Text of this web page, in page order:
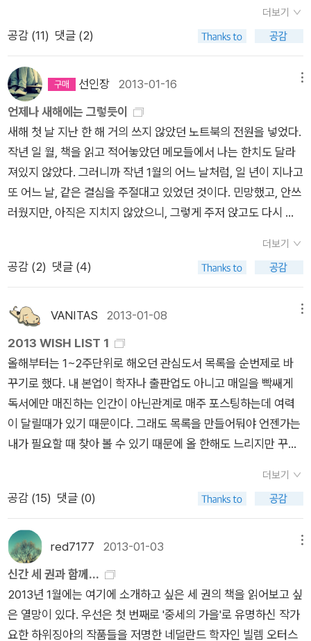
보다 보편적인 주제에 대해 접근한다. 그러나 그의 소설에서 알바
니아를 비롯한 발칸반도의 정세가 사라진 것은 아니다. 이 작품을
통해 세계적인 불안과 개인 내면의 불안이 혼재되어 있는 상태를
그리고 싶었다는 작가의 말처럼, 이스마일 카다레는 단순하고 보
편적인 사랑에 관한 담론에 그치는 것이 아니라 알바니아라는 특
수한 공간을 끌어들여 한층 신비하고 매력적인 세계를 빚어낸다.
바로 이것이 이스마일 카다레가 가진 위대한 언어의 힘이라고 할
수 있을 것이다.
나는, 여러가지로 '지금의 나'에게는 있을 수 없는 일이라는 생각
희들에게나 가능한 일, 이라는 생각이 드는 것이다. 야, 나는 요즘
열시만 되면 졸려...자야 돼... 낯선 도시를 호감이 가는 이성과 함
께 걷는다는 건 나의 로망이지만, 크, 야, 그렇게 하루종일 걸으면
쌍코피 터져...나는 어서 빨리 이들이 안정적인 호텔로 들어가 깨
끗이 씻고 자기를 원하더라. 하루종일 니네 양치도 안했잖아. 그
런 상태로 먹고 마시고 키스하고 먹고 마시고 키스하고...게다가
이십대 초반이라면 얼마나 개기름이 좔좔 흐르겠어, 머리는 떡지
고 얼굴은 번들거리고, 날은 더운데 계속 걷고, 겨드랑이에 땀찰
테고...아...안돼. 그냥 잔디밭에서 뒹굴지마, 호텔로 들어가. 섹스
하라는 얘기가 아니라, 따뜻한 물로 깨끗이 씻고 쉬어. 자다 일어
나서 다시 얘기하면 되잖아, 졸린데 자꾸 얘기하면..피곤해 ㅠ
ㅠ 아아, 이런걸 생각하고 있었던 것이다, 나는. 또한,6개월뒤 여
기에서, 라는 만남이 참으로 호기롭다. 그것 역시 아직 낭만을 아
는 사람들의 약속일 수 밖에 없다는 생각이 든다. 물론, take this
waltz 에서도, 먼 훗날의 언젠가를 엽서에 적어 남자는 여자의 집
우편함에 넣었지만. 전화번호를 줘, 이메일 주소를 줘, 집 주소를
줘. 우리가 닿고 싶다면 우연에 기대지 마, 액션을 취하자. 라고,
이제 한참 늙어버린 나는 무언가 확실한 것을 원하게 되는 것이
다. 그렇다고 해도 이들의 이 낭만적인 만남이 부럽지 않을 도리
냥 두고 떠났어....어쩌라고. 그거 수습하고 갔어야지. 쓰레기통에
도 깨지면, 그 애들은 너희 낭만적인 사랑의 희생자가 되어 상처
가 나고 피를 흘릴 거 아냐. 그 깨진 잔을 줍다가 어느 노파가 손
을 베일지도 모르고, 깨진지도 모르고 킁킁대다가 지나가던 강아
지가 코를 다칠지도 몰라. 미국에서 온 남자와 프랑스에서 온 여
자야, 오스트리아 잔디밭에 쓰레기를 버리고 가지 마. 그렇게 가
쩍 꽃놀이를 가고 싶어진다. 그럴 여건이 안 되는 게 서러울 뿐.
here's a message in the wire And I'm sending you this sig
nal tonight. You don't know how desperate I've becom
no meaning Though I'm trying hard to understand And it's
my heart that's breaking down this long-distance line ton
ight. I ain't missing you at all Since you've been gone awa
y. I ain't missing you No matter what my friends say. And t
here's a message that I'm sending out like a telegraph to
your soul And if I can't bridge this distance Stop this hear
tbreak overload I ain't missing you at all Since you've be
en gone away No I ain't missing you no matter what my f
riends say I ain't missing you I ain't missing you I can lie to
myself. And there's a storm that's raging Through my froz
en heart tonight. I ain't missing you at all Since you've be
en gone away 펼친 부분 접기 ▲멋지다. 이런 음악을 듣는 좀
비라니. 게다가 좀비로 나오는 이 주인공이 드라마에 출연한 유명
한 배우라는데 나는 아는바가 없어 좀 전에 검색해봤더니, 오, 영
화 『어바웃 어 보이』의 그 꼬맹이란다. 와우- 꼬마야, 잘 컸구나.
키 189센치의 멋진 청년이 되었어. 뭐, 좀비로 나와서 그런지 쑝
가게 멋지지도 않고 그다지 내가 호감을 느낄만한 외모는 아니었
지만, 오, 잘 컸다!여자주인공은 벨라 닮아서 놀랐는데, 이 영화속
에서 암튼 엄청 뛴다. 자신을 잡아 먹으려고 오는 좀비떼들로부터
고, 이 세상 역시 어떻게 변해갈지 모른다. 반드시 좀비가 아니어
부터 도망가야 할 상황에 맞닥뜨리게 될 지도 모른다. 이 세상에
종말이 오는 그 순간에도 잘 뛴다면 살아남을 수 있을지도 모른
다. 잘 뛰고 잘 숨는건 살아남기 위한 기본 수칙이 아닐까. 그런데
이런 육중한 몸으로는 힘들다는 걸 깨달았다. 이런 몸뚱아리로 어
떻게 저렇게 저 여자주인공처럼 다다다다다 뛸 수 있단 말인가.
이상하게 나는 막막 넘어갔다. 문장도 좋고, 빨려들어가는 느낌이
었다. 어쩌면 초반이어서 그런지도 모른다. 그렇거나 말거나, 너
했다. 한데, 그날 친구들이랑 노느라 책 읽을 시간이 없었다. 결
국, 아직도 다 못 읽고 있다. 아, 어찌하여!! 그건 『사고』이전에 읽
고 있던 책 때문이다. 이 책이다. 문학동네에서 나온 『이인』을
너무 재밌게 읽었더랬다. 오래 전에 문고판으로 나온 『이방인』을
읽을 때만 해도 이렇게 흥미로운 책인 줄 몰랐었다. 한데 『이인』
을 읽으면서 혼자 막 감탄. 이렇게 재미있는 것을 그땐 왜 몰랐을
까. 하여 이 책을 다 읽은 후엔 일러스트가 들어간 판본으로 다시
한 번 읽겠다면 펼쳤다. 번역의 차이는 있지만 다시 읽어도 재미
이면 말도 안 한다. 또 있다. 이 책이다. 『빈상설』. 옆에 앉은 친
구가 이 책을 샀다. 열라 비싸서 나는 살 수가 없었다. 그 친구가
고선 아직도 못 읽고 있다. 거의 다 읽어간다. 우리나라 근대문학
도 빨리 읽어치워야 한다는 소리다. 낼 모레 올 책, 그 첫 번째 책
은 이거다. 『카페에서 책읽기』 (헉, 알라딘에 없다) 오랫동안 연재
하던 웹툰서평을 책으로 묶었다. 이 친구의 특징은 책을 읽고 어
쩜 그렇게 요점을 쏙쏙 찾아내어 그림으로 그리는가, 하는 거다.
더구나 그가 보여주는 밑줄 역시 좋다. 웹상에서만 보다가 책으로
묶인 것을 보면 기분이 묘할 것 같다. 그림도 귀엽다. 뚜루라는 토
끼, 가끔 딴소리도 잘한다. 대박나면 좋겠어! 그리고 또 한 권의
책은 바로 이 책이다. 블라디미르 나보코프 『롤리타』, 지금 한창
화제가 되고 있는 책이다. 표지 이미지가 선정적이라고 표지 공모
전까지 하고, 지난 주부터는 출판사 카페에서 앞부분(무려 1부 10
장 67쪽까지)을 10회에 걸쳐 연재중이다. 난 오래 전에 영화도
보고, 예전판도 읽었다. 한데 다시 궁금해졌다. 번역이 다르단다.
페이지 수에서부터 엄청난 차이를 보인다. 해서 읽어보니 첫 문장
부터 다르긴 다르다. 흥미롭다. 궁금하다. 나보코프의 문체가 예
는 지 잠시 생각..)에 한 해 10% 할인이 가능하고 '구간', 그러니가
발행일로부터 18개월이 지난 책에 대한 할인율을 무제한으로 허
용하던 것을 '신간'과 '구간' 상관없이 10%로 하자는 내용으로 개
정하는 움직임이 있는 모양이다. 출판사에서는 출판문화의 부흥
과 동네서점의 부활 등등.... 말을 하고 있는데, 암튼 내재적으로
는 출판업계가 살기 힘들다 뭐 이런 애절함(?)으로 호소하는 느
낌.알라딘에 미운털이 콕 박힌 건, 사이트에 정면으로 '도서정가
제에 반대합니다' 라고 떠억 하니 붙여놓아서인 것 같다. 그러니
까 반대하면 반대하지, 그걸 조장한다는 오해 인지 이해 인지를
불러일으킨 것. 말하자면, 출판사에서 도서공급을 중단하는 건,
괘씸죄에 해당하는 벌인 셈이다...솔직히 잘 모르겠다. 그냥 책 사
는 거 읽는 거 좋아하는 나로서는 이런 게 참 허무하게 느껴지는
논쟁들이지만, 그럼에도 불구하고 누구는 사네 죽네 하는 문제니
보이지 않아서 뭐라 토를 다는 것도 겁난다.다만, 알라딘 서재 사
람들이 대부분(이 아닐 수도 있지만, 내가 즐겨찾기하는 분들은
대부분) 흥분하는 대목은, 출판사가 소비자를 볼모로 장난친다
는 것이고, 나도 동감이다. 합의하는 과정이 지난하더라도 책을
읽고 싶고 그 통로로 알라딘이라는 곳을 이용하는 사람들은 버리
면 안되지 않는가 싶다. 알라딘에 책을 안 주면, 그 책이 사고 싶
어도 못 사는 우리같은 사람들만 불쌍해지는 거 아닌가? 다른 데
가서 사... 라고 쉽게 말하면 안된다. 왜냐하면, 난 알라딘만 주로
번, 퇴근하기 전에 한번, 이렇게 수시로 들락거리며 사이트를 확
인해온 지가 오래 되었단 말이지. 따라서 여기서 발견한 책은 여
판사들이 (지금은 10여개인데 70개까지 얘기가 나오고 있다) 책
을 안 준다니. 켁. 덕분에 사고 싶은 책 고르는데 출판사부터 확인
하고 있다. 알라딘을 고집하는 이유는 너무나 주관적인 것일 뿐.
이 일이 잘 해결되길 바란다. 출판업계 어려운 거 알고 있고 책 읽
게 만드는 거 어려운 것도 잘 알고 있고... 그러니까 도서정가제
더보기
공감 (11) 댓글 (2)
선인장 2013-01-16
언제나 새해에는 그렇듯이
새해 첫 날 지난 한 해 거의 쓰지 않았던 노트북의 전원을 넣었다.
작년 일 월, 책을 읽고 적어놓았던 메모들에서 나는 한치도 달라
져있지 않았다. 그러니까 작년 1월의 어느 날처럼, 일 년이 지나고
또 어느 날, 같은 결심을 주절대고 있었던 것이다. 민망했고, 안쓰
러웠지만, 아직은 지치지 않았으니, 그렇게 주저 앉고도 다시 일
혹시, 괜찮을 것도 같다. 일 월의 첫 날, 지난 가을이 끝날 때부
터 읽기 시작했던 이혜경의 소설을 마저 읽었다. 갑자기 몰려든
여러 가지 일들 때문에 두어 달이 넘는 시간 동안 이 책을 가방에
넣고 다니면서, 늘 어깨가 아팠다. 대학을 졸업하고 비정규직 일
십만원의 생계비를 포기하고, 빚을 내어 다시 학교에 갔다. 그리
고 너무나 오랫만에 출간된 소설을 새해의 첫 날 천천히 읽어냈
다. 내게 있는 그 어떤 무엇도 나를 풍요롭게 할 수 없어 궁핍한
삶을 살아가야 하는 사람에게, 사랑은 그 궁핍을 보여주는 작은
무늬일 뿐 어떤 희망도 될 수 없다는. 내 사랑이 서글픈 내 생에
대한 위안이 되기는커녕, 너를 향한 연민도 제대로 표현할 수 없
는 빈약한 감정이라는. 그래서 우리는 몸을 포개도 여전히 춥고,
한 침대에 누워도 여전히 다른 공간으로 흘러갈 수밖에 없다
몰래 숨기고 싶었던 끄덕임과 동의. 그러나 다행하게도 나는 이
혜경의 소설을 읽고 난 후 이 책을 읽었다. 지난 여름 사 두었다가
오랫동안 책장 한 구석에 밀려 있던 책. 이 책 소개에는 '사랑에 관
한' '가장 아름다운'과 같은 수사들이 붙여 있었다. 그리고 작가
김연수는 '별 다섯 개짜리 도입부'라는 제목을 붙여 이 책에 담긴
한 단편의 도입부를 소개했었다. 아내는 귀가 들리지 않는다. 한
더보기
공감 (2) 댓글 (4)
VANITAS 2013-01-08
2013 WISH LIST 1
올해부터는 1~2주단위로 해오던 관심도서 목록을 순번제로 바
꾸기로 했다. 내 본업이 학자나 출판업도 아니고 매일을 빡쌔게
독서에만 매진하는 인간이 아닌관계로 매주 포스팅하는데 여력
이 달릴때가 있기 때문이다. 그래도 목록을 만들어둬야 언젠가는
내가 필요할 때 찾아 볼 수 있기 때문에 올 한해도 느리지만 꾸준
는 안인희씨의 번역으로 헤세의 <데미안>이 나왔다. 문학동네
판이며 앞으로도 헤세의 작품이 여려권 번역될 것 같다. 민음사에
서는 제임스 조이스의 <더블린 사람들>이 이종인씨의 번역으로
나왔다. 판형이 커서 좀 비어보인다는 단점아닌 단점이 있는데 범
우사판과 문학동네판, 펭귄판을 비교하며 보는 맛도 있을 듯. 시
공사가 올해 세계문학쪽에 불을 지필 모양새다. 타 출판사에서 번
역하지 않은 작품을 중심으로 목록을 구성해가는 듯 한데, 최근작
으로 오귀스트 빌리에 드 릴아당의 <미래의 이브>를 펴냈다. 과
더보기
공감 (15) 댓글 (0)
red7177 2013-01-03
신간 세 권과 함께...
2013년 1월에는 여기에 소개하고 싶은 세 권의 책을 읽어보고 싶
은 열망이 있다. 우선은 첫 번째로 '중세의 가을'로 유명하신 작가
요한 하위징아의 작품들을 저명한 네덜란드 학자인 빌렘 오터스